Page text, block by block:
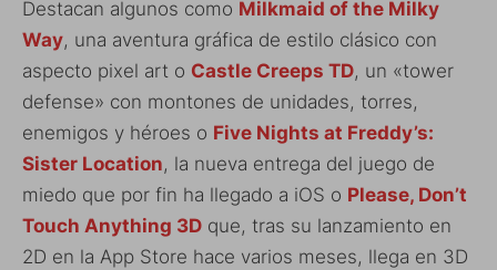
Destacan algunos como Milkmaid of the Milky
Way, una aventura gráfica de estilo clásico con
aspecto pixel art o Castle Creeps TD, un «tower
defense» con montones de unidades, torres,
enemigos y héroes o Five Nights at Freddy’s:
Sister Location, la nueva entrega del juego de
miedo que por fin ha llegado a iOS o Please, Don’t
Touch Anything 3D que, tras su lanzamiento en
2D en la App Store hace varios meses, llega en 3D